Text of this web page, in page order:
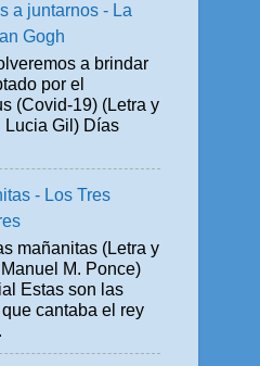
a juntarnos - La
Gogh
a brindar
por el
(Covid-19) (Letra y
Gil) Días
- Los Tres
mañanitas (Letra y
M. Ponce)
Estas son las
cantaba el rey